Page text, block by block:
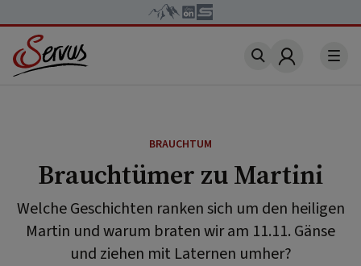
Account
BRAUCHTUM
Brauchtümer zu Martini
Welche Geschichten ranken sich um den heiligen
Martin und warum braten wir am 11.11. Gänse
und ziehen mit Laternen umher?